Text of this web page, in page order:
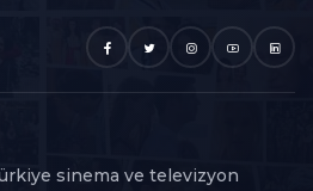
sinema ve televizyon